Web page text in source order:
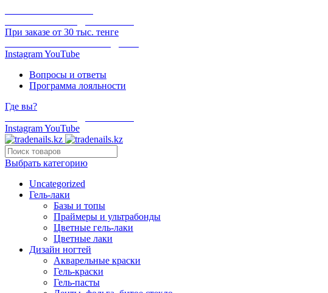
При заказе от 30 тыс. тенге
InstagramYouTube
Вопросы и ответы
Программа лояльности
Где вы?
InstagramYouTube
Выбрать категорию
Uncategorized
Гель-лаки
Базы и топы
Праймеры и ультрабонды
Цветные гель-лаки
Цветные лаки
Дизайн ногтей
Акварельные краски
Гель-краски
Гель-пасты